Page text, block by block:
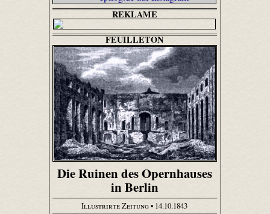
REKLAME
FEUILLETON
Die Ruinen des Opernhauses
in Berlin
Illustrirte Zeitung• 14.10.1843